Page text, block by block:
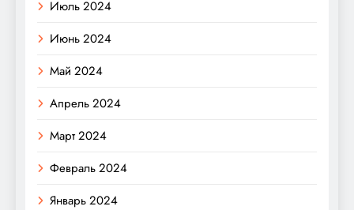
Июль 2024
Июнь 2024
Май 2024
Апрель 2024
Март 2024
Февраль 2024
Январь 2024